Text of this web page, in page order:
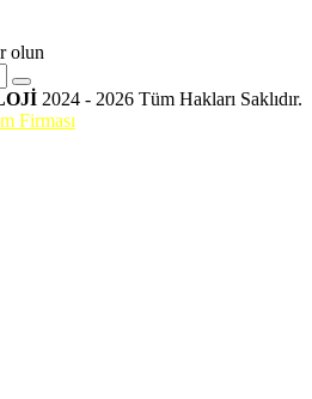
olun
2024 - 2026 Tüm Hakları Saklıdır.